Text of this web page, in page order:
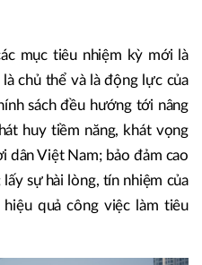
mục tiêu nhiệm kỳ mới là
chủ thể và là động lực của
sách đều hướng tới nâng
huy tiềm năng, khát vọng
dân Việt Nam; bảo đảm cao
sự hài lòng, tín nhiệm của
quả công việc làm tiêu